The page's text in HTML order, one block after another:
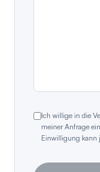
Ich willige in die
meiner Anfrage
Einwilligung kann